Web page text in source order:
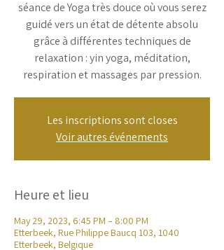
séance de Yoga très douce où vous serez
guidé vers un état de détente absolu
grâce à différentes techniques de
relaxation : yin yoga, méditation,
respiration et massages par pression.
Les inscriptions sont closes
Voir autres événements
Heure et lieu
May 29, 2023, 6:45 PM – 8:00 PM
Etterbeek, Rue Philippe Baucq 103, 1040
Etterbeek, Belgique